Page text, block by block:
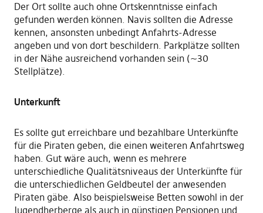
Der Ort sollte auch ohne Ortskenntnisse einfach
gefunden werden können. Navis sollten die Adresse
kennen, ansonsten unbedingt Anfahrts-Adresse
angeben und von dort beschildern. Parkplätze sollten
in der Nähe ausreichend vorhanden sein (~30
Stellplätze).
Unterkunft
Es sollte gut erreichbare und bezahlbare Unterkünfte
für die Piraten geben, die einen weiteren Anfahrtsweg
haben. Gut wäre auch, wenn es mehrere
unterschiedliche Qualitätsniveaus der Unterkünfte für
die unterschiedlichen Geldbeutel der anwesenden
Piraten gäbe. Also beispielsweise Betten sowohl in der
Jugendherberge als auch in günstigen Pensionen und